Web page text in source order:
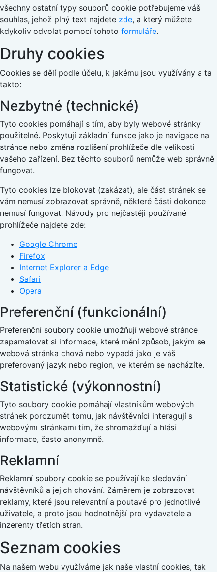
všechny ostatní typy souborů cookie potřebujeme váš
souhlas, jehož plný text najdete zde, a který můžete
kdykoliv odvolat pomocí tohoto formuláře.
Druhy cookies
Cookies se dělí podle účelu, k jakému jsou využívány a ta
takto:
Nezbytné (technické)
Tyto cookies pomáhají s tím, aby byly webové stránky
použitelné. Poskytují základní funkce jako je navigace na
stránce nebo změna rozlišení prohlížeče dle velikosti
vašeho zařízení. Bez těchto souborů nemůže web správně
fungovat.
Tyto cookies lze blokovat (zakázat), ale část stránek se
vám nemusí zobrazovat správně, některé části dokonce
nemusí fungovat. Návody pro nejčastěji používané
prohlížeče najdete zde:
Google Chrome
Firefox
Internet Explorer a Edge
Safari
Opera
Preferenční (funkcionální)
Preferenční soubory cookie umožňují webové stránce
zapamatovat si informace, které mění způsob, jakým se
webová stránka chová nebo vypadá jako je váš
preferovaný jazyk nebo region, ve kterém se nacházíte.
Statistické (výkonnostní)
Tyto soubory cookie pomáhají vlastníkům webových
stránek porozumět tomu, jak návštěvníci interagují s
webovými stránkami tím, že shromažďují a hlásí
informace, často anonymně.
Reklamní
Reklamní soubory cookie se používají ke sledování
návštěvníků a jejich chování. Záměrem je zobrazovat
reklamy, které jsou relevantní a poutavé pro jednotlivé
uživatele, a proto jsou hodnotnější pro vydavatele a
inzerenty třetích stran.
Seznam cookies
Na našem webu využíváme jak naše vlastní cookies, tak